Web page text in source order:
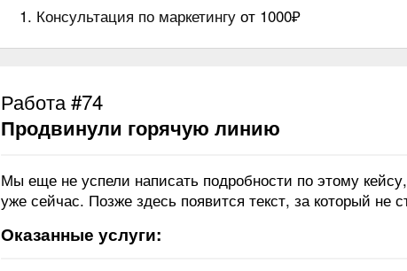
Консультация по маркетингу от 1000₽
Работа #74
Продвинули горячую линию
Мы еще не успели написать подробности по этому
уже сейчас. Позже здесь появится текст, за который не
Оказанные услуги: